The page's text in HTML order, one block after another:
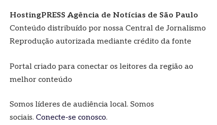
HostingPRESS Agência de Notícias de São Paulo
Conteúdo distribuído por nossa Central de Jornalismo
Reprodução autorizada mediante crédito da fonte
Portal criado para conectar os leitores da região ao
melhor conteúdo
Somos líderes de audiência local. Somos
sociais. Conecte-se conosco.